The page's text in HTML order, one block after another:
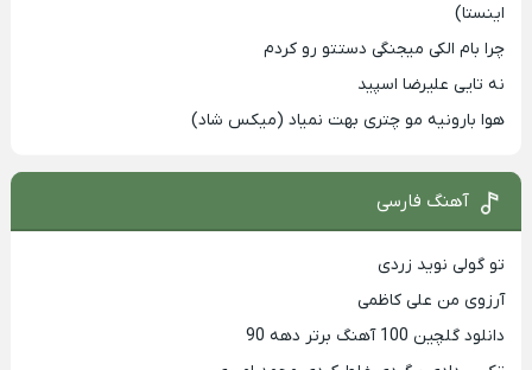
اینستا)
چرا بام الکی میجنگی دستتو رو کردم
نه تایی علیرضا اسپید
هوا بارونیه مو چتری بهت نمیاد (میکس شاد)
آهنگ فارسی
تو گولی نوید زردی
آرزوی من علی کاظمی
دانلود گلچین 100 آهنگ برتر دهه 90